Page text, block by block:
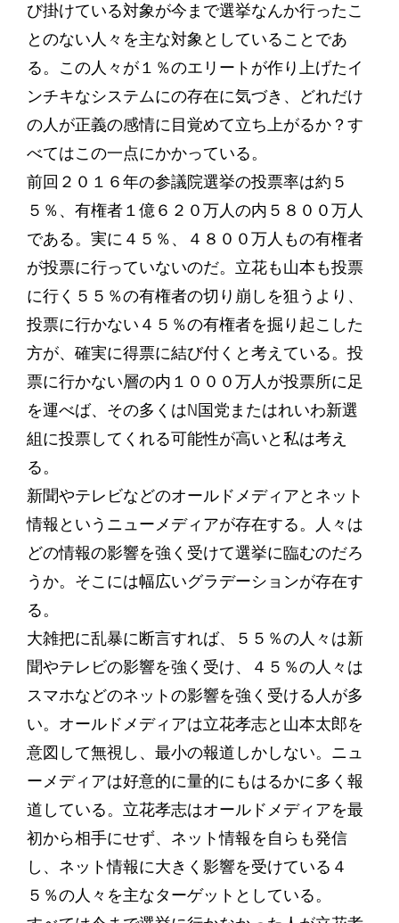
び掛けている対象が今まで選挙なんか行ったこ
とのない人々を主な対象としていることであ
る。この人々が１％のエリートが作り上げたイ
ンチキなシステムにの存在に気づき、どれだけ
の人が正義の感情に目覚めて立ち上がるか？す
べてはこの一点にかかっている。
前回２０１６年の参議院選挙の投票率は約５
５％、有権者１億６２０万人の内５８００万人
である。実に４５％、４８００万人もの有権者
が投票に行っていないのだ。立花も山本も投票
に行く５５％の有権者の切り崩しを狙うより、
投票に行かない４５％の有権者を掘り起こした
方が、確実に得票に結び付くと考えている。投
票に行かない層の内１０００万人が投票所に足
を運べば、その多くはN国党またはれいわ新選
組に投票してくれる可能性が高いと私は考え
る。
新聞やテレビなどのオールドメディアとネット
情報というニューメディアが存在する。人々は
どの情報の影響を強く受けて選挙に臨むのだろ
うか。そこには幅広いグラデーションが存在す
る。
大雑把に乱暴に断言すれば、５５％の人々は新
聞やテレビの影響を強く受け、４５％の人々は
スマホなどのネットの影響を強く受ける人が多
い。オールドメディアは立花孝志と山本太郎を
意図して無視し、最小の報道しかしない。ニュ
ーメディアは好意的に量的にもはるかに多く報
道している。立花孝志はオールドメディアを最
初から相手にせず、ネット情報を自らも発信
し、ネット情報に大きく影響を受けている４
５％の人々を主なターゲットとしている。